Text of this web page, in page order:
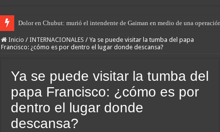
Dolor en Chubut: murió el intendente de Gaiman en medio de una
Inicio / INTERNACIONALES / Ya se puede visitar la tumba del papa
Francisco: ¿cómo es por dentro el lugar donde descansa?
Ya se puede visitar la tumba del
papa Francisco: ¿cómo es por
dentro el lugar donde
descansa?